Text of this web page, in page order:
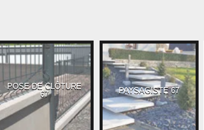
POSE DE CLÔTURE
67
PAYSAGISTE 67